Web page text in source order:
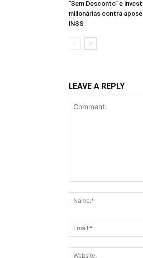
“Sem Desconto” e
milionárias contra
INSS
LEAVE A REPLY